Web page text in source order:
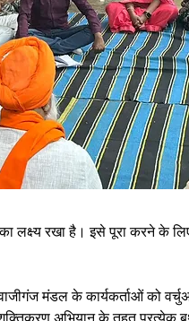
लक्ष्य रखा है। इसे पूरा करने के
मंडल के कार्यकर्ताओं को